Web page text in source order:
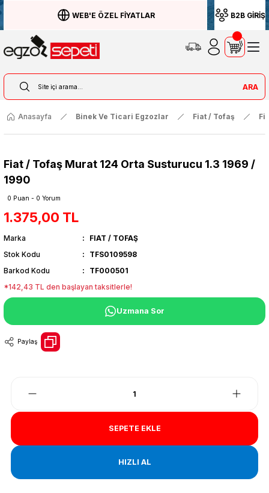
WEB'E ÖZEL FİYATLAR B2B GİRİŞ
ARA
Anasayfa Binek Ve Ticari Egzozlar Fiat / Tofaş
Fiat / Tofaş Murat 124 Orta Susturucu 1.3 1969 /
1990
0 Puan - 0 Yorum
1.375,00 TL
Marka
FIAT / TOFAŞ
Stok Kodu
TFS0109598
Barkod Kodu
TF000501
*142,43 TL den başlayan taksitlerle!
Uzmana Sor
Paylaş
SEPETE EKLE
HIZLI AL